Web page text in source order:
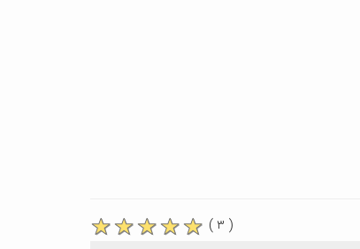
( ۳ )